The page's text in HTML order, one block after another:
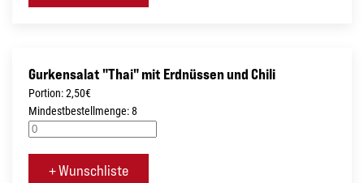
Gurkensalat "Thai" mit Erdnüssen und Chili
Portion: 2,50€
Mindestbestellmenge: 8
+ Wunschliste